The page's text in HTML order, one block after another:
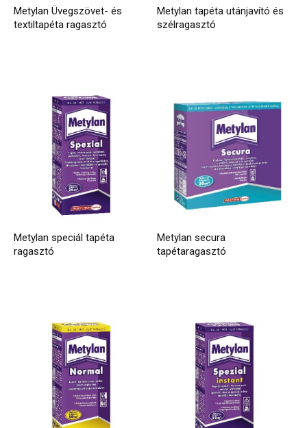
Metylan Üvegszövet- és
textiltapéta ragasztó
Metylan tapéta utánjavító és
szélragasztó
Metylan speciál tapéta
ragasztó
Metylan secura
tapétaragasztó